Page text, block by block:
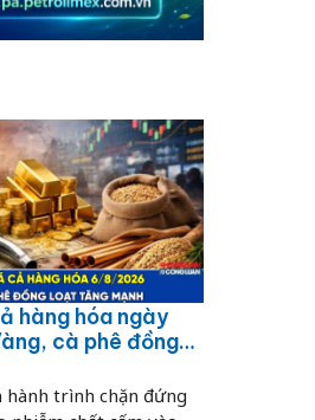
hàng hóa ngày
cà phê đồng
hành trình chặn đứng